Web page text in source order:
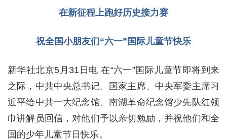
在新征程上跑好历史接力赛
祝全国小朋友们“六一”国际儿童节快乐
新华社北京5月31日电 在“六一”国际儿童节即将到来
之际，中共中央总书记、国家主席、中央军委主席习
近平给中共一大纪念馆、南湖革命纪念馆少先队红领
巾讲解员回信，对他们予以亲切勉励，并祝他们和全
国的少年儿童节日快乐。